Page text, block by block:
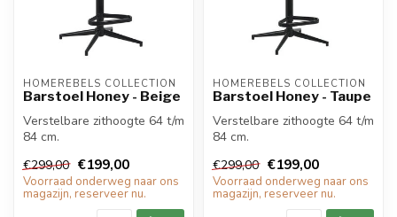
HOMEREBELS COLLECTION
Barstoel Honey - Beige
Verstelbare zithoogte 64 t/m
84 cm.
€299,00 €199,00
Voorraad onderweg naar ons
magazijn, reserveer nu.
HOMEREBELS COLLECTION
Barstoel Honey - Taupe
Verstelbare zithoogte 64 t/m
84 cm.
€299,00 €199,00
Voorraad onderweg naar ons
magazijn, reserveer nu.